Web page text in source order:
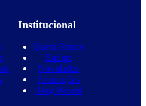
Institucional
Quem Somos
Equipe
Novidades
Promoções
Blog Wizard